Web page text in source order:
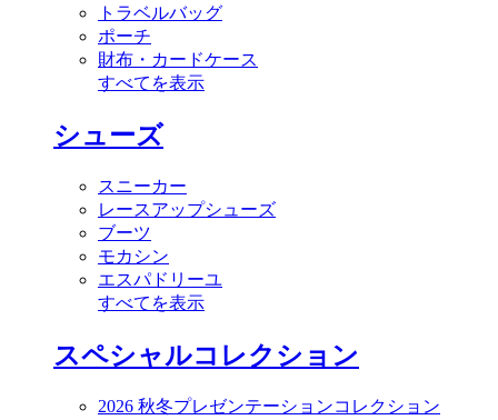
トラベルバッグ
ポーチ
財布・カードケース
すべてを表示
シューズ
スニーカー
レースアップシューズ
ブーツ
モカシン
エスパドリーユ
すべてを表示
スペシャルコレクション
2026 秋冬プレゼンテーションコレクション